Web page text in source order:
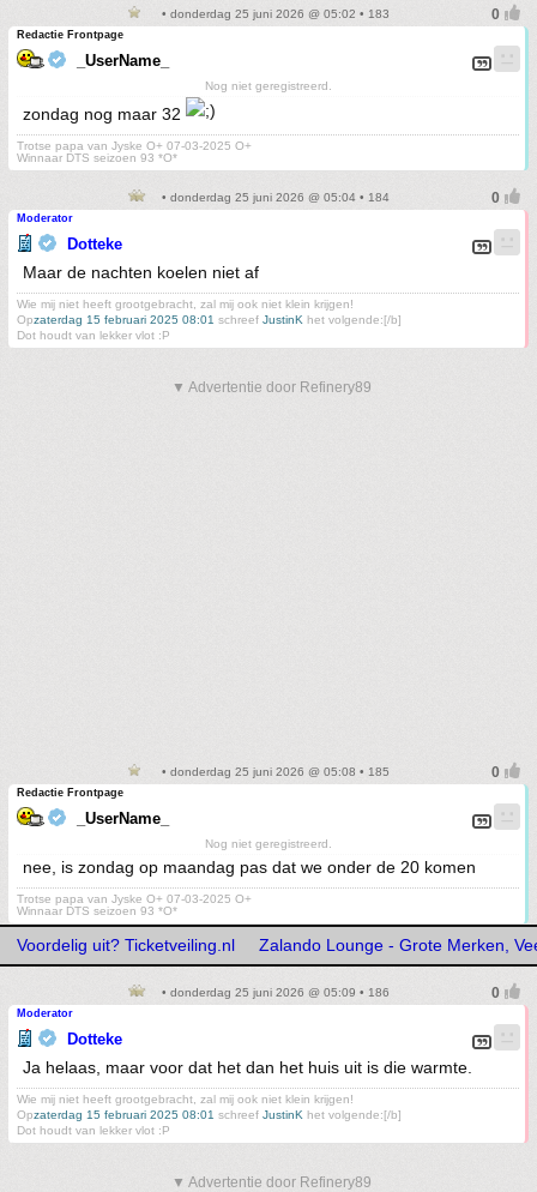
• donderdag 25 juni 2026 @ 05:02 • 183
Redactie Frontpage
_UserName_
Nog niet geregistreerd.
zondag nog maar 32
Trotse papa van Jyske O+ 07-03-2025 O+
Winnaar DTS seizoen 93 *O*
• donderdag 25 juni 2026 @ 05:04 • 184
Moderator
Dotteke
Maar de nachten koelen niet af
Wie mij niet heeft grootgebracht, zal mij ook niet klein krijgen!
Opzaterdag 15 februari 2025 08:01 schreef JustinK het volgende:[/b]
Dot houdt van lekker vlot :P
▼ Advertentie door Refinery89
• donderdag 25 juni 2026 @ 05:08 • 185
Redactie Frontpage
_UserName_
Nog niet geregistreerd.
nee, is zondag op maandag pas dat we onder de 20 komen
Trotse papa van Jyske O+ 07-03-2025 O+
Winnaar DTS seizoen 93 *O*
Voordelig uit? Ticketveiling.nl Zalando Lounge - Grote Merken,
• donderdag 25 juni 2026 @ 05:09 • 186
Moderator
Dotteke
Ja helaas, maar voor dat het dan het huis uit is die warmte.
Wie mij niet heeft grootgebracht, zal mij ook niet klein krijgen!
Opzaterdag 15 februari 2025 08:01 schreef JustinK het volgende:[/b]
Dot houdt van lekker vlot :P
▼ Advertentie door Refinery89